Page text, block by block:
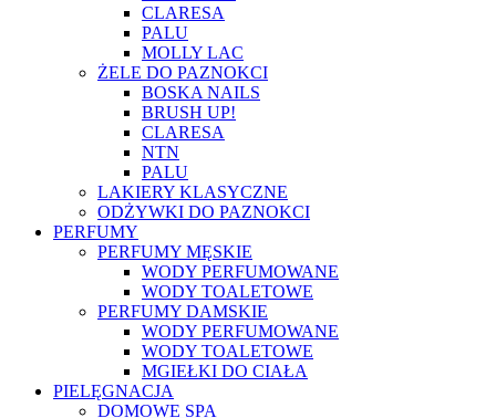
CLARESA
PALU
MOLLY LAC
ŻELE DO PAZNOKCI
BOSKA NAILS
BRUSH UP!
CLARESA
NTN
PALU
LAKIERY KLASYCZNE
ODŻYWKI DO PAZNOKCI
PERFUMY
PERFUMY MĘSKIE
WODY PERFUMOWANE
WODY TOALETOWE
PERFUMY DAMSKIE
WODY PERFUMOWANE
WODY TOALETOWE
MGIEŁKI DO CIAŁA
PIELĘGNACJA
DOMOWE SPA